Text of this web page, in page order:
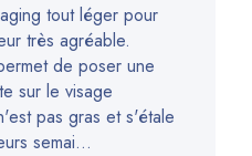
tout léger pour
très agréable.
de poser une
sur le visage
pas gras et s'étale
semai...